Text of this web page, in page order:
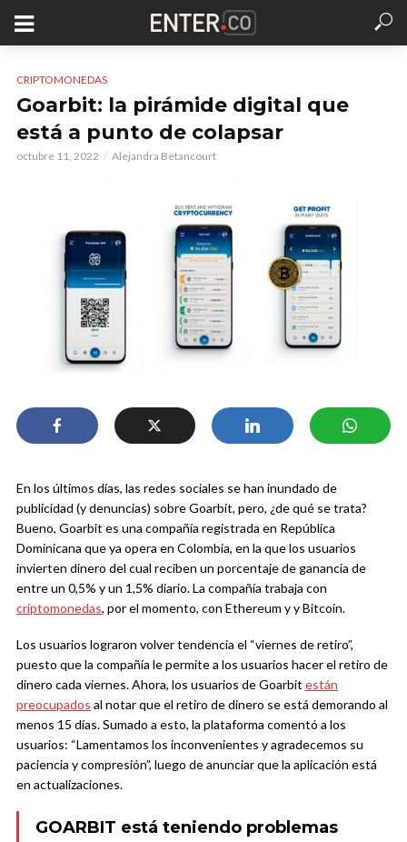
CRIPTOMONEDAS
Goarbit: la pirámide digital que
está a punto de colapsar
octubre 11, 2022 Alejandra Betancourt
En los últimos días, las redes sociales se han inundado de
publicidad (y denuncias) sobre Goarbit, pero, ¿de qué se trata?
Bueno, Goarbit es una compañía registrada en República
Dominicana que ya opera en Colombia, en la que los usuarios
invierten dinero del cual reciben un porcentaje de ganancia de
entre un 0,5% y un 1,5% diario. La compañía trabaja con
criptomonedas, por el momento, con Ethereum y y Bitcoin.
Los usuarios lograron volver tendencia el “viernes de retiro”,
puesto que la compañía le permite a los usuarios hacer el retiro de
dinero cada viernes. Ahora, los usuarios de Goarbit están
preocupados al notar que el retiro de dinero se está demorando al
menos 15 días. Sumado a esto, la plataforma comentó a los
usuarios: “Lamentamos los inconvenientes y agradecemos su
paciencia y compresión”, luego de anunciar que la aplicación está
en actualizaciones.
GOARBIT está teniendo problemas